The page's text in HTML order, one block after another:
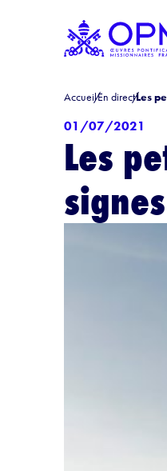
AccueilEn directLes
01/07/2021
Les